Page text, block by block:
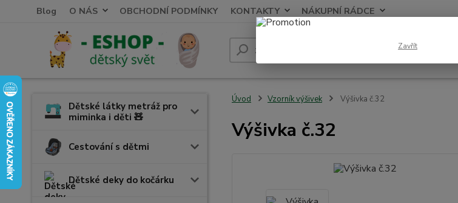
Blog O NÁS OBCHODNÍ PODMÍNKY KONTAKTY NÁKUPNÍ RÁDCE
Hledat
Dětské látky metráž pro
miminka i děti 🧸
Cestování s dětmi
Dětské deky do kočárku
Úvod Vzorník výšivek Výšivka č.32
Výšivka č.32
Zavřít